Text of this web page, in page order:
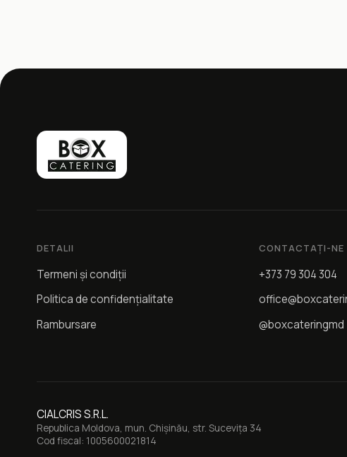
DETALII
Termeni și condiții
Politica de confidențialitate
Rambursare
CONTACTAȚI-NE
+373 79 304 304
@boxcateringmd
CIALCRIS S.R.L.
Republica Moldova, mun. Chișinău, str. Sucevița 34
Cod fiscal: 1005600021814